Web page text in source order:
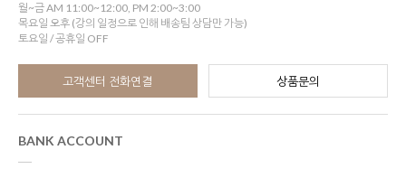
월~금 AM 11:00~12:00, PM 2:00~3:00
목요일 오후 (강의 일정으로 인해 배송팀 상담만 가능)
토요일 / 공휴일 OFF
고객센터 전화연결 상품문의
BANK ACCOUNT